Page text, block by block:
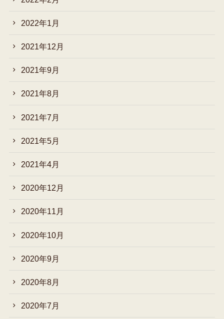
2022年1月
2021年12月
2021年9月
2021年8月
2021年7月
2021年5月
2021年4月
2020年12月
2020年11月
2020年10月
2020年9月
2020年8月
2020年7月